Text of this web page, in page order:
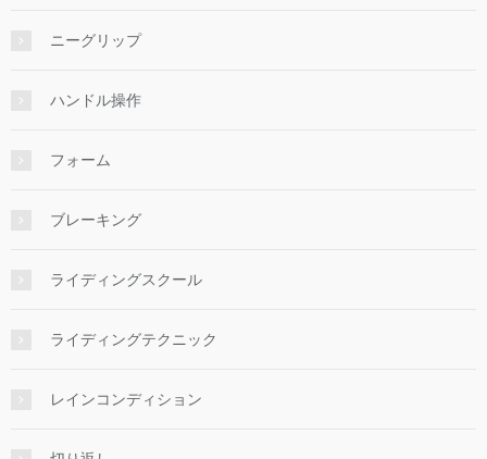
ニーグリップ
ハンドル操作
フォーム
ブレーキング
ライディングスクール
ライディングテクニック
レインコンディション